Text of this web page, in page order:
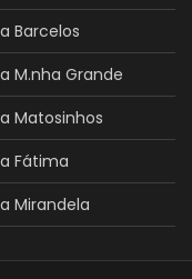
Barcelos
M.nha Grande
Matosinhos
Fátima
Mirandela